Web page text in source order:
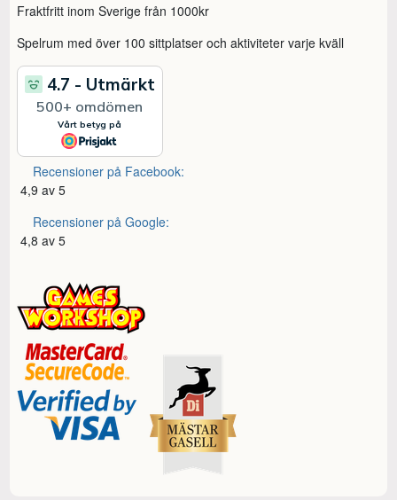
Fraktfritt inom Sverige från 1000kr
Spelrum med över 100 sittplatser och aktiviteter varje kväll
Recensioner på Facebook:
4,9 av 5
Recensioner på Google:
4,8 av 5